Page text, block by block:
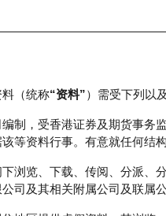
证市场统计 正股数据及市场
（统称“资料”）需受下列以
制，受香港证券及期货事务
等资料行事。有意就任何结
浏览、下载、传阅、分派
司及其相关附属公司及联属